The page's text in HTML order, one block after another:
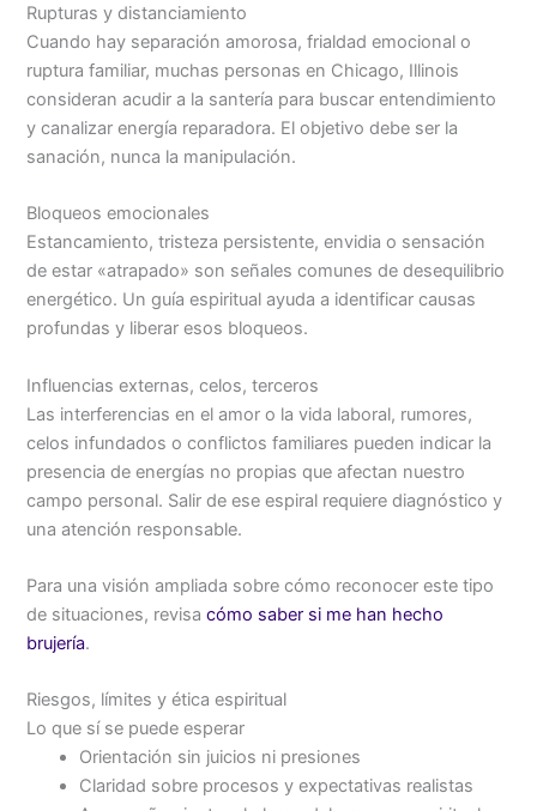
Rupturas y distanciamiento
Cuando hay separación amorosa, frialdad emocional o
ruptura familiar, muchas personas en Chicago, Illinois
consideran acudir a la santería para buscar entendimiento
y canalizar energía reparadora. El objetivo debe ser la
sanación, nunca la manipulación.
Bloqueos emocionales
Estancamiento, tristeza persistente, envidia o sensación
de estar «atrapado» son señales comunes de desequilibrio
energético. Un guía espiritual ayuda a identificar causas
profundas y liberar esos bloqueos.
Influencias externas, celos, terceros
Las interferencias en el amor o la vida laboral, rumores,
celos infundados o conflictos familiares pueden indicar la
presencia de energías no propias que afectan nuestro
campo personal. Salir de ese espiral requiere diagnóstico y
una atención responsable.
Para una visión ampliada sobre cómo reconocer este tipo
de situaciones, revisacómo saber si me han hecho
brujería.
Riesgos, límites y ética espiritual
Lo que sí se puede esperar
Orientación sin juicios ni presiones
Claridad sobre procesos y expectativas realistas